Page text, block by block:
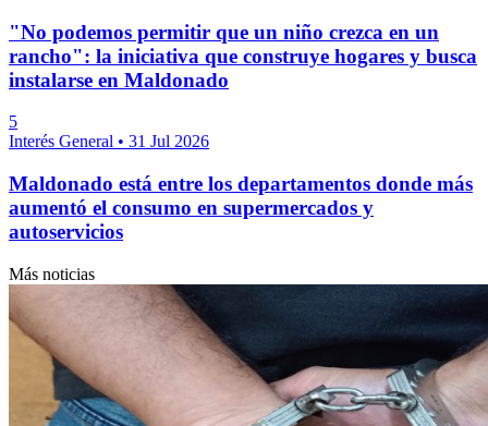
"No podemos permitir que un niño crezca en un
rancho": la iniciativa que construye hogares y busca
instalarse en Maldonado
5
Interés General • 31 Jul 2026
Maldonado está entre los departamentos donde más
aumentó el consumo en supermercados y
autoservicios
Más noticias